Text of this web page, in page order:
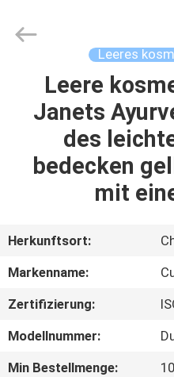
HAUS
PRODUKTE
FABRIK-
Copyright
emptycosmetictube.com.
Reserved.
Leeres
Leere
Janets
des
bedecken
mit
Herkunftsort:
Markenname:
Zertifizierung:
Modellnummer:
Min Bestellmenge: